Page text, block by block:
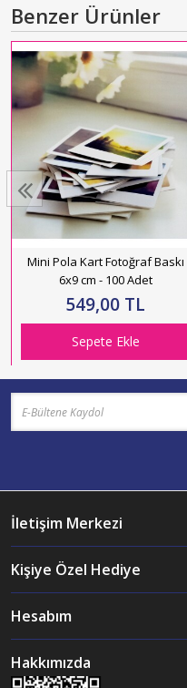
Benzer Ürünler
Mini Pola Kart Fotoğraf Baskı
6x9 cm - 100 Adet
549,00 TL
Sepete Ekle
İletişim Merkezi
Kişiye Özel Hediye
Hesabım
Hakkımızda